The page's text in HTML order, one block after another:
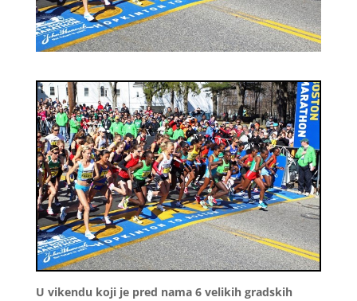
U vikendu koji je pred nama 6 velikih gradskih